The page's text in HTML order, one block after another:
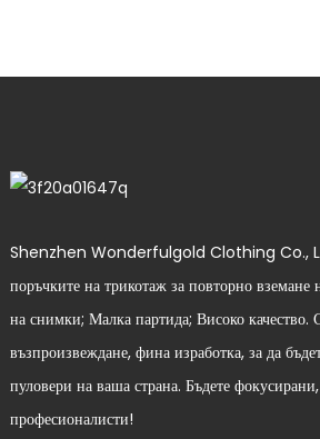
Shenzhen Wonderfulgold Clothing Co.,
поръчките на трикотаж за повторно вземане
на снимки; Малка партида; Високо качество.
възпроизвеждане, фина изработка, за да
пуловери на ваша страна. Бъдете
професионалисти!